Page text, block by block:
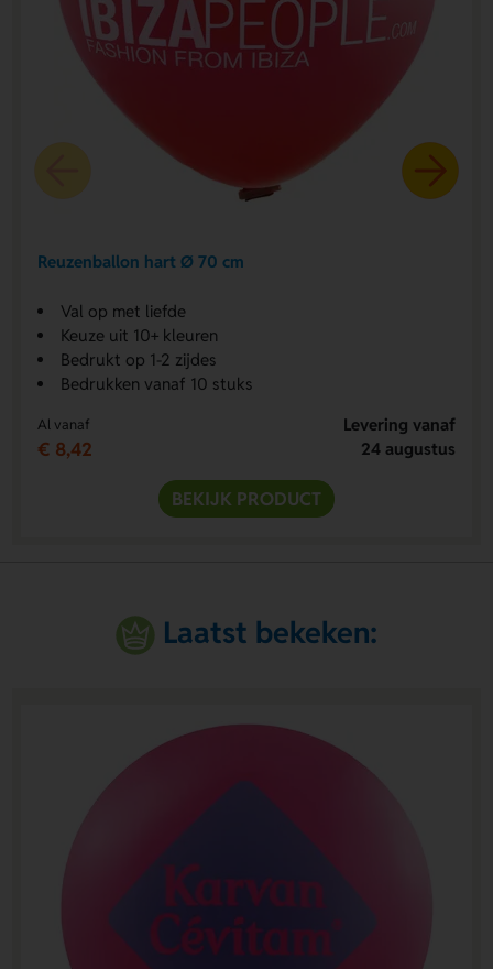
Reuzenballon hart Ø 70 cm
Val op met liefde
Keuze uit 10+ kleuren
Bedrukt op 1-2 zijdes
Bedrukken vanaf 10 stuks
Al vanaf
€ 8,42
Levering vanaf
24 augustus
BEKIJK PRODUCT
Laatst bekeken: